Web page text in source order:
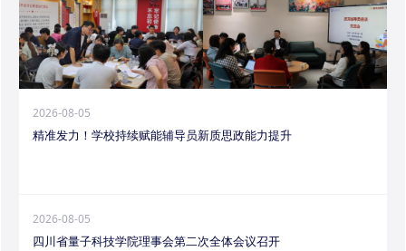
2026-08-05
精准发力！学校持续赋能辅导员新质思政能力提升
2026-08-05
四川省量子科技学院理事会第二次全体会议召开